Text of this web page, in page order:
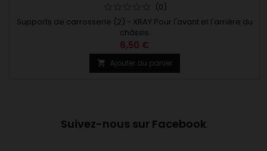
(0)
Supports de carrosserie (2) - XRAY Pour l'avant et l'arrière du
châssis
6,50 €
 Ajouter au panier
Suivez-nous sur Facebook